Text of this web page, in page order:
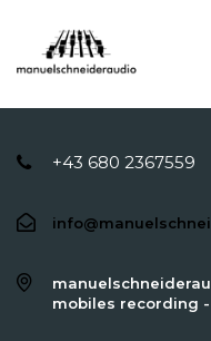
+43 680 2367559
mobiles recording